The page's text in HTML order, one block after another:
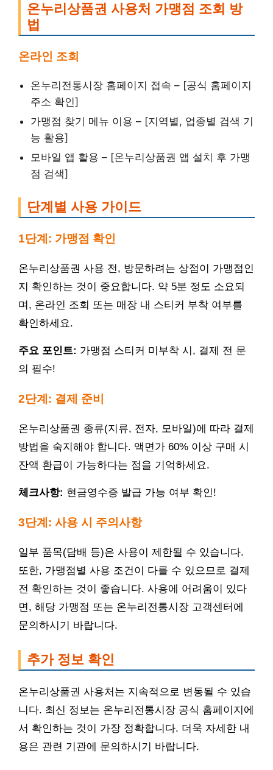
온누리상품권 사용처 가맹점 조회 방
법
온라인 조회
온누리전통시장 홈페이지 접속 – [공식 홈페이지
주소 확인]
가맹점 찾기 메뉴 이용 – [지역별, 업종별 검색 기
능 활용]
모바일 앱 활용 – [온누리상품권 앱 설치 후 가맹
점 검색]
단계별 사용 가이드
1단계: 가맹점 확인
온누리상품권 사용 전, 방문하려는 상점이 가맹점인
지 확인하는 것이 중요합니다. 약 5분 정도 소요되
며, 온라인 조회 또는 매장 내 스티커 부착 여부를
확인하세요.
주요 포인트: 가맹점 스티커 미부착 시, 결제 전 문
의 필수!
2단계: 결제 준비
온누리상품권 종류(지류, 전자, 모바일)에 따라 결제
방법을 숙지해야 합니다. 액면가 60% 이상 구매 시
잔액 환급이 가능하다는 점을 기억하세요.
체크사항: 현금영수증 발급 가능 여부 확인!
3단계: 사용 시 주의사항
일부 품목(담배 등)은 사용이 제한될 수 있습니다.
또한, 가맹점별 사용 조건이 다를 수 있으므로 결제
전 확인하는 것이 좋습니다. 사용에 어려움이 있다
면, 해당 가맹점 또는 온누리전통시장 고객센터에
문의하시기 바랍니다.
추가 정보 확인
온누리상품권 사용처는 지속적으로 변동될 수 있습
니다. 최신 정보는 온누리전통시장 공식 홈페이지에
서 확인하는 것이 가장 정확합니다. 더욱 자세한 내
용은 관련 기관에 문의하시기 바랍니다.